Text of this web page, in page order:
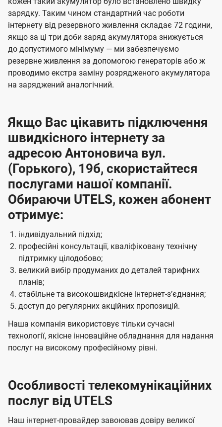
зарядку. Таким чином стандартний час роботи
інтернету від резервного живлення складає 72 години,
якщо за ці три доби заряд акумулятора знижується
до допустимого мінімуму — ми забезпечуємо
резервне живлення за допомогою генераторів або ж
проводимо екстра заміну розрядженого акумулятора
на заряджений аналогічний.
Якщо Вас цікавить підключення
швидкісного інтернету за
адресою Антоновича вул.
(Горького), 19б, скористайтеся
послугами нашої компанії.
Обираючи UTELS, кожен абонент
отримує:
індивідуальний підхід;
професійні консультації, кваліфіковану технічну
підтримку цілодобово;
великий вибір продуманих до деталей тарифних
планів;
стабільне та високошвидкісне інтернет-зʼєднання;
доступ до регулярних акційних пропозицій.
Наша компанія використовує тільки сучасні
технології, якісне інноваційне обладнання для надання
послуг на високому професійному рівні.
Особливості телекомунікаційних
послуг від UTELS
Наш інтернет-провайдер завоював довіру великої